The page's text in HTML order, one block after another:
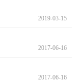
2019-03-15
2017-06-16
2017-06-16